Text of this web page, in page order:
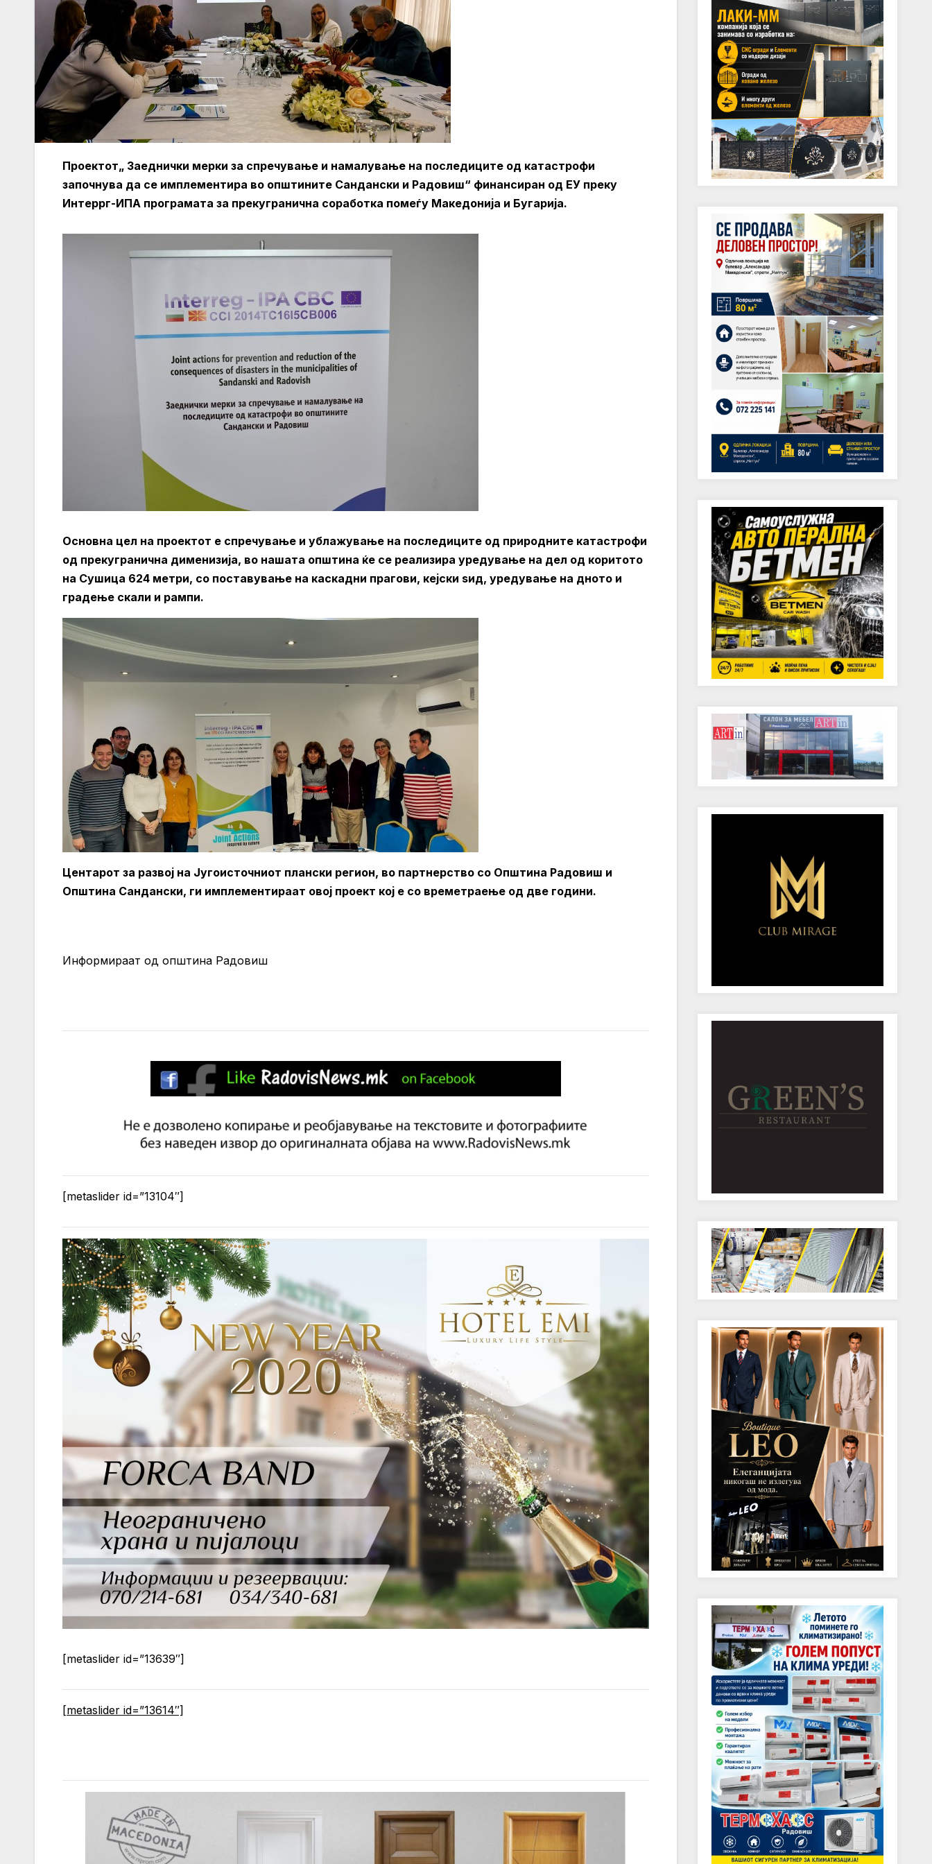
Проектот„ Заеднички мерки за спречување и намалување на последиците од катастрофи
започнува да се имплементира во општините Сандански и Радовиш“ финансиран од ЕУ преку
Интеррг-ИПА програмата за прекугранична соработка помеѓу Македонија и Бугарија.
Основна цел на проектот е спречување и ублажување на последиците од природните катастрофи
од прекугранична дименизија, во нашата општина ќе се реализира уредување на дел од коритото
на Сушица 624 метри, со поставување на каскадни прагови, кејски ѕид, уредување на дното и
градење скали и рампи.
Центарот за развој на Југоисточниот плански регион, во партнерство со Општина Радовиш и
Општина Сандански, ги имплементираат овој проект кој е со времетраење од две години.
Информираат од општина Радовиш
[metaslider id=”13104″]
[metaslider id=”13639″]
[metaslider id=”13614″]